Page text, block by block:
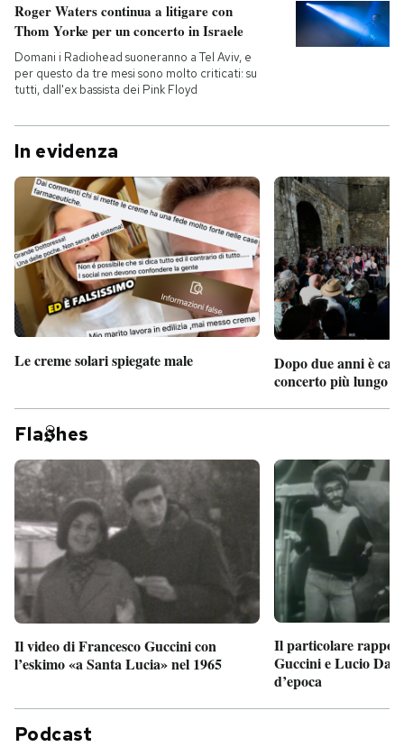
Roger Waters continua a litigare con
Thom Yorke per un concerto in Israele
Domani i Radiohead suoneranno a Tel Aviv, e
per questo da tre mesi sono molto criticati: su
tutti, dall'ex bassista dei Pink Floyd
In evidenza
Le creme solari spiegate male
Dopo due anni è
concerto più lungo
Fla hes
Il video di Francesco Guccini con
l’eskimo «a Santa Lucia» nel 1965
Il particolare
Guccini e Lucio
d’epoca
Podcast